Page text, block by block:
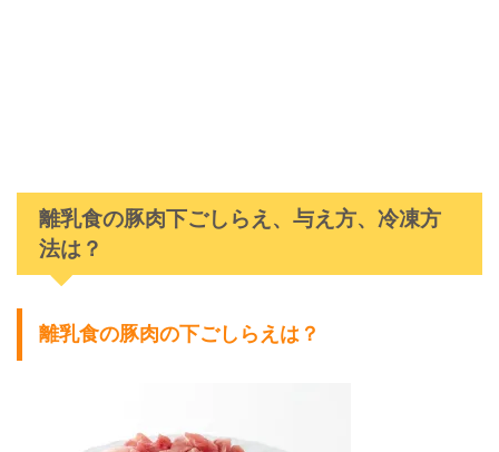
離乳食の豚肉下ごしらえ、与え方、冷凍方
法は？
離乳食の豚肉の下ごしらえは？